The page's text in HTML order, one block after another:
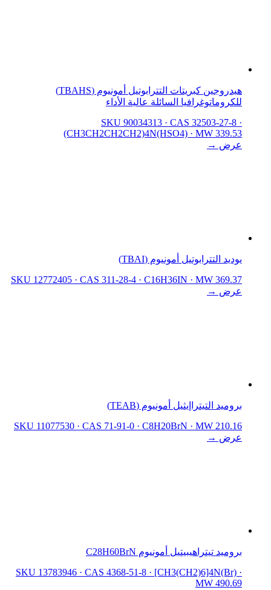
هيدروجين كبريتات التترابوتيل أمونيوم (TBAHS)
للكروماتوغرافيا السائلة عالية الأداء
SKU 90034313 · CAS 32503-27-8 ·
(CH3CH2CH2CH2)4N(HSO4) · MW 339.53
عرض →
يوديد التترابوتيل أمونيوم (TBAI)
SKU 12772405 · CAS 311-28-4 · C16H36IN · MW 369.37
عرض →
بروميد التيتراإيثيل أمونيوم (TEAB)
SKU 11077530 · CAS 71-91-0 · C8H20BrN · MW 210.16
عرض →
بروميد تيتراهيبيتيل أمونيوم C28H60BrN
SKU 13783946 · CAS 4368-51-8 · [CH3(CH2)6]4N(Br) ·
MW 490.69